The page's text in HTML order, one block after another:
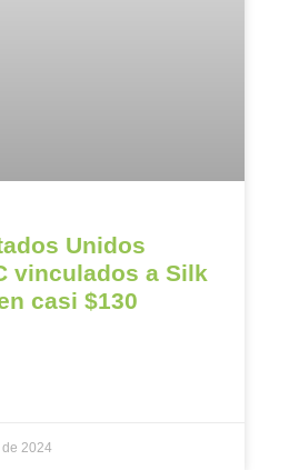
Unidos
vinculados a Silk
casi $130
2024